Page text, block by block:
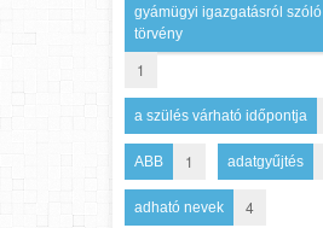
gyámügyi igazgatásról szóló
törvény
1
a szülés várható időpontja
ABB 1 adatgyűjtés
adható nevek 4